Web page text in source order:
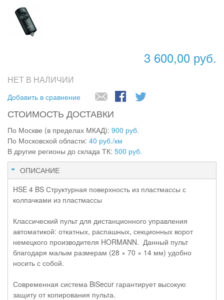
3 600,00 руб.
НЕТ В НАЛИЧИИ
Добавить в сравнение
СТОИМОСТЬ ДОСТАВКИ
По Москве (в пределах МКАД): 900 руб.
По Московской области: 40 руб./км
В другие регионы до склада ТК: 500 руб.
ОПИСАНИЕ
HSE 4 BS Структурная поверхность из пластмассы с
колпачками из пластмассы
Классический пульт для дистанционного управления
автоматикой: откатных, распашных, секционных ворот
немецкого производителя HORMANN. Данный пульт
благодаря малым размерам (28 × 70 × 14 мм) удобно
носить с собой.
Современная система BiSecur гарантирует высокую
защиту от копирования пульта.